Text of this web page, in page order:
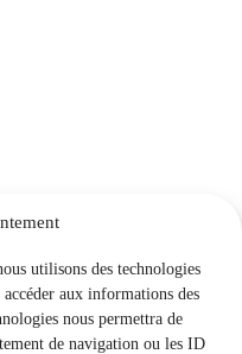
utilisons des technologies
aux informations des
nous permettra de
de navigation ou les ID